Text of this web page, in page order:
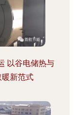
以谷电储热与
新范式